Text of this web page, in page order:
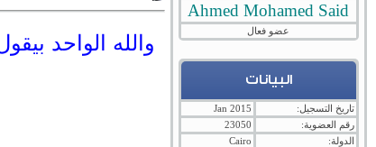
Ahmed Mohamed Said
عضو فعال
البيانات
تاريخ التسجيل:
Jan 2015
رقم العضوية:
23050
الدولة:
Cairo
والله الواحد